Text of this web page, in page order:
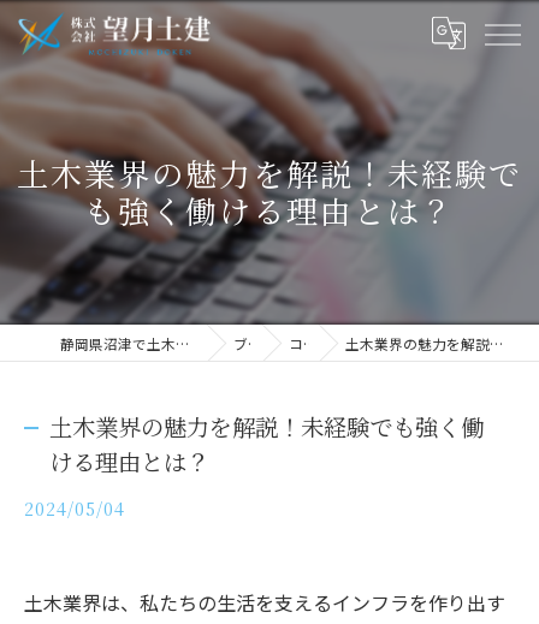
土木業界の魅力を解説！未経験で
も強く働ける理由とは？
静岡県沼津で土木の求人なら株式会社望月土建 ブログ コラム 土木業界の魅力を解説！未経験でも強く働ける理由とは？
土木業界の魅力を解説！未経験でも強く働
ける理由とは？
2024/05/04
土木業界は、私たちの生活を支えるインフラを作り出す